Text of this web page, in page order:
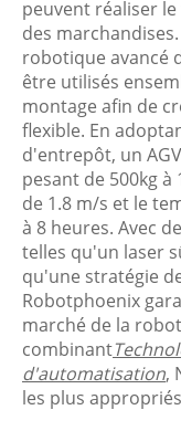
peuvent réaliser
des
robotique avancé
être utilisés
montage afin de
flexible. En
d'entrepôt, un
pesant de 500kg à
de 1.8 m/s et le
à 8 heures. Avec
telles qu'un laser
qu'une stratégie
Robotphoenix
marché de la
combinant
d'automatisation,
les plus